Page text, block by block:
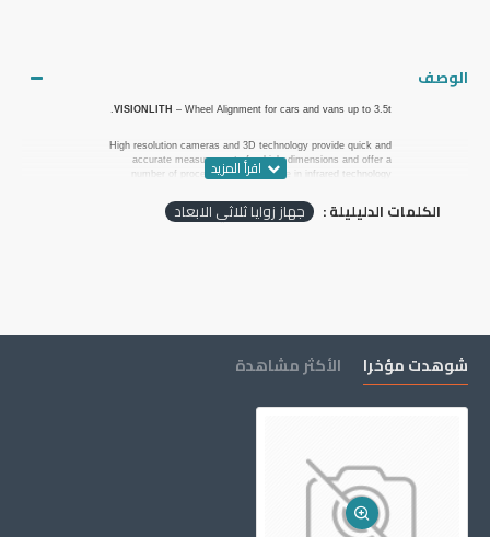
الوصف
VISIONLITH – Wheel Alignment for cars and vans up to 3.5t.
High resolution cameras and 3D technology provide quick and
accurate measurement of vehicle dimensions and offer a
number of procedures not available in infrared technology
Movable camera beam makesVISIONLITHsuitable for scissor
targets and on this basis the system calculates the angles in
vehicle suspension.
الكلمات الدليليلة : جهاز زوايا ثلاثي الابعاد
شوهدت مؤخرا الأكثر مشاهدة